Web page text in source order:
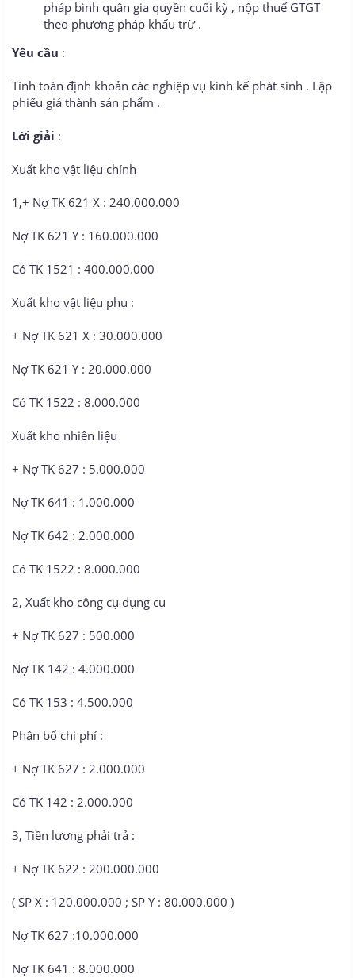
pháp bình quân gia quyền cuối kỳ , nộp thuế GTGT
theo phương pháp khấu trừ .
Yêu cầu :
Tính toán định khoản các nghiệp vụ kinh kế phát sinh . Lập
phiếu giá thành sản phẩm .
Lời giải :
Xuất kho vật liệu chính
1,+ Nợ TK 621 X : 240.000.000
Nợ TK 621 Y : 160.000.000
Có TK 1521 : 400.000.000
Xuất kho vật liệu phụ :
+ Nợ TK 621 X : 30.000.000
Nợ TK 621 Y : 20.000.000
Có TK 1522 : 8.000.000
Xuất kho nhiên liệu
+ Nợ TK 627 : 5.000.000
Nợ TK 641 : 1.000.000
Nợ TK 642 : 2.000.000
Có TK 1522 : 8.000.000
2, Xuất kho công cụ dụng cụ
+ Nợ TK 627 : 500.000
Nợ TK 142 : 4.000.000
Có TK 153 : 4.500.000
Phân bổ chi phí :
+ Nợ TK 627 : 2.000.000
Có TK 142 : 2.000.000
3, Tiền lương phải trả :
+ Nợ TK 622 : 200.000.000
( SP X : 120.000.000 ; SP Y : 80.000.000 )
Nợ TK 627 :10.000.000
Nợ TK 641 : 8.000.000